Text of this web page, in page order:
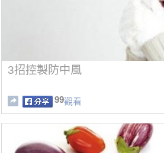
3招控製防中風
99觀看